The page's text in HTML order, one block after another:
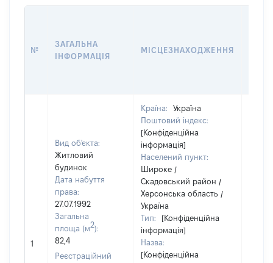
№
ЗАГАЛЬНА
ІНФОРМАЦІЯ
МІСЦЕЗНАХОДЖЕННЯ
1
Вид об'єкта:
Житловий
будинок
Дата набуття
права:
27.07.1992
Загальна
площа (м2):
82,4
Реєстраційний
Країна:
Україна
Поштовий індекс:
[Конфіденційна
інформація]
Населений пункт:
Широке /
Скадовський район /
Херсонська область /
Україна
Тип:
[Конфіденційна
інформація]
Назва:
[Конфіденційна